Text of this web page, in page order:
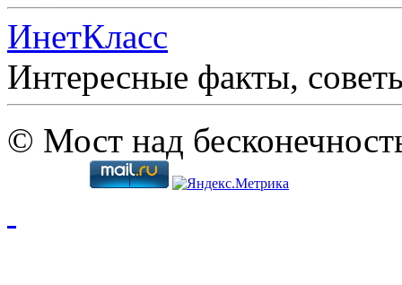
ИнетКласс
Интересные факты,
© Мост над